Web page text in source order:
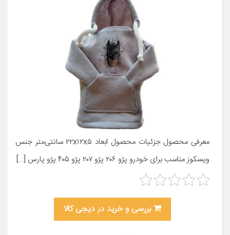
معرفی محصول جزئیات محصول ابعاد ۲۲x۱۲x۵ سانتی‌متر جنس
ویسکوز مناسب برای خودرو پژو ۲۰۶ پژو ۲۰۷ پژو ۴۰۵ پژو پارس […]
بررسی و خرید در دیجی کالا